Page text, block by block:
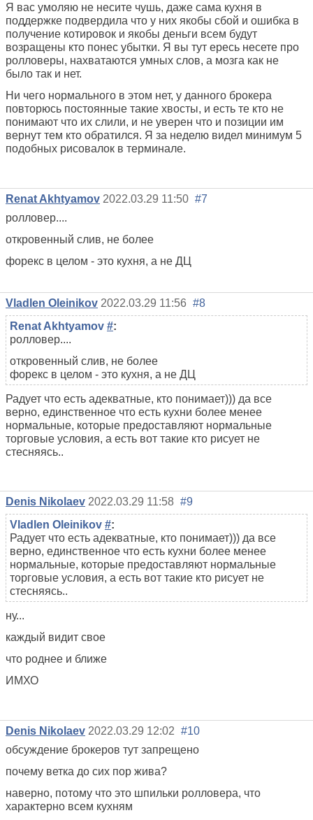
Я вас умоляю не несите чушь, даже сама кухня в
поддержке подвердила что у них якобы сбой и ошибка в
получение котировок и якобы деньги всем будут
возращены кто понес убытки. Я вы тут ересь несете про
ролловеры, нахватаются умных слов, а мозга как не
было так и нет.
Ни чего нормального в этом нет, у данного брокера
повторюсь постоянные такие хвосты, и есть те кто не
понимают что их слили, и не уверен что и позиции им
вернут тем кто обратился. Я за неделю видел минимум 5
подобных рисовалок в терминале.
Renat Akhtyamov 2022.03.29 11:50 #7
ролловер....
откровенный слив, не более
форекс в целом - это кухня, а не ДЦ
Vladlen Oleinikov 2022.03.29 11:56 #8
Renat Akhtyamov #:
ролловер....
откровенный слив, не более
форекс в целом - это кухня, а не ДЦ
Радует что есть адекватные, кто понимает))) да все
верно, единственное что есть кухни более менее
нормальные, которые предоставляют нормальные
торговые условия, а есть вот такие кто рисует не
стесняясь..
Denis Nikolaev 2022.03.29 11:58 #9
Vladlen Oleinikov #:
Радует что есть адекватные, кто понимает))) да все
верно, единственное что есть кухни более менее
нормальные, которые предоставляют нормальные
торговые условия, а есть вот такие кто рисует не
стесняясь..
ну...
каждый видит свое
что роднее и ближе
ИМХО
Denis Nikolaev 2022.03.29 12:02 #10
обсуждение брокеров тут запрещено
почему ветка до сих пор жива?
наверно, потому что это шпильки ролловера, что
характерно всем кухням